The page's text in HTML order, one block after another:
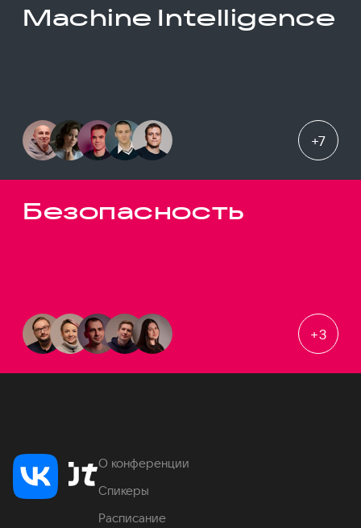
Machine Intelligence
+7
Безопасность
+3
О конференции
Спикеры
Расписание